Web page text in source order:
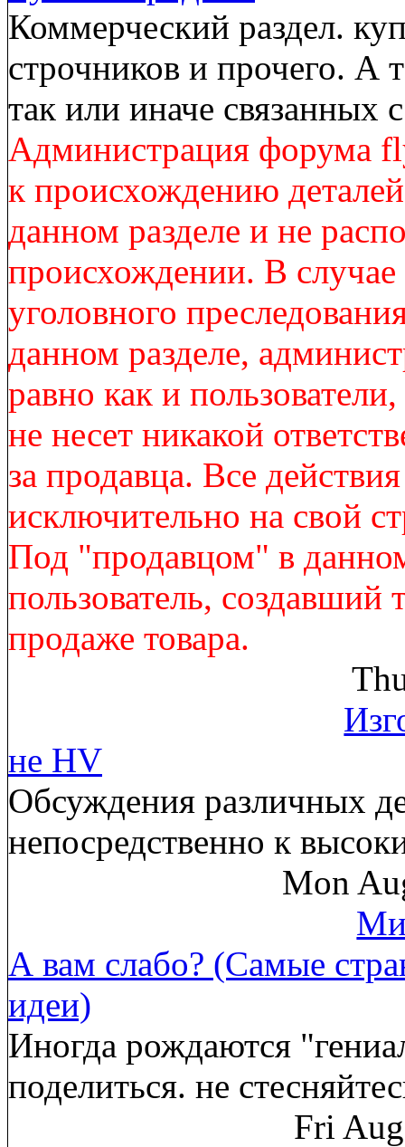
Коммерческий раздел.
строчников и прочего. А
так или иначе
Администрация форума
к происхождению
данном разделе и не
происхождении. В
уголовного
данном разделе,
равно как и
не несет никакой
за продавца. Все
исключительно на свой
Под "продавцом" в
пользователь,
продаже товара.
не HV
Обсуждения различных
непосредственно к
Mon
А вам слабо? (Самые
идеи)
Иногда рождаются
поделиться. не
Fri